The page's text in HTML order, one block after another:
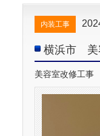
内装工事
横浜市 美
美容室改修工事